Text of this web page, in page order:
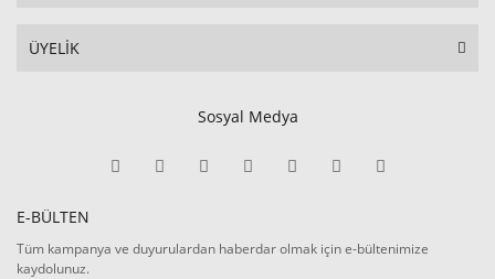
ÜYELİK
Sosyal Medya
E-BÜLTEN
Tüm kampanya ve duyurulardan haberdar olmak için e-bültenimize
kaydolunuz.